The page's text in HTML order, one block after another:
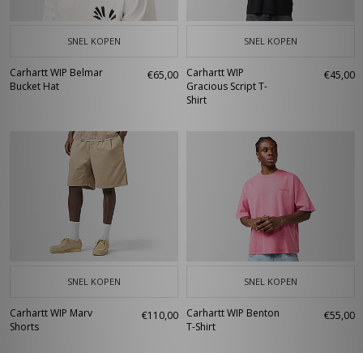
SNEL KOPEN
Carhartt WIP Belmar
Bucket Hat
€65,00
SNEL KOPEN
Carhartt WIP
Gracious Script T-
Shirt
€45,00
SNEL KOPEN
Carhartt WIP Marv
Shorts
€110,00
SNEL KOPEN
Carhartt WIP Benton
T-Shirt
€55,00